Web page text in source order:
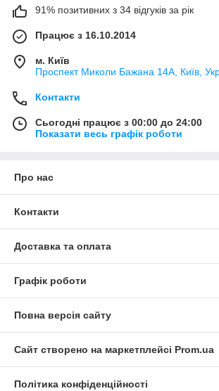
91% позитивних з 34 відгуків за рік
Працює з 16.10.2014
м. Київ
Проспект Миколи Бажана 14А, Київ,
Контакти
Сьогодні працює з 00:00 до 24:00
Показати весь графік роботи
Про нас
Контакти
Доставка та оплата
Графік роботи
Повна версія сайту
Сайт створено на маркетплейсі Prom.ua
Політика конфіденційності